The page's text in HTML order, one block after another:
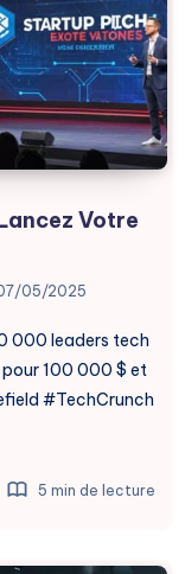
Votre
05/2025
000 leaders tech
100 000 $ et
#TechCrunch
5 min de lecture